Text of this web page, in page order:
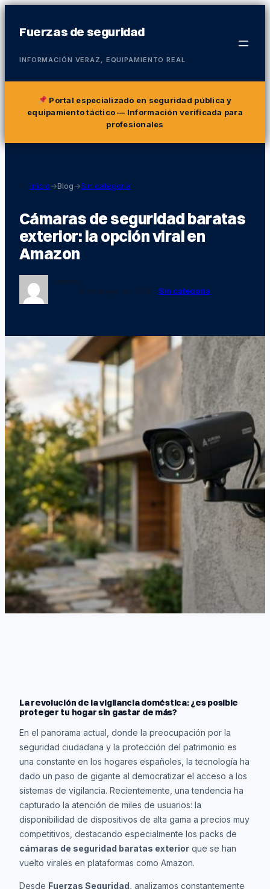
Fuerzas de seguridad
INFORMACIÓN VERAZ, EQUIPAMIENTO REAL
Portal especializado en seguridad pública y
equipamiento táctico— Información verificada para
profesionales
Inicio→Blog→Sin categoría
Cámaras de seguridad baratas
exterior: la opción viral en
Amazon
Sin categoría
La revolución de la vigilancia doméstica: ¿es posible
proteger tu hogar sin gastar de más?
En el panorama actual, donde la preocupación por la
seguridad ciudadana y la protección del patrimonio es
una constante en los hogares españoles, la tecnología ha
dado un paso de gigante al democratizar el acceso a los
sistemas de vigilancia. Recientemente, una tendencia ha
capturado la atención de miles de usuarios: la
disponibilidad de dispositivos de alta gama a precios muy
competitivos, destacando especialmente los packs de
cámaras de seguridad baratas exterior que se han
vuelto virales en plataformas como Amazon.
Desde Fuerzas Seguridad , analizamos constantemente